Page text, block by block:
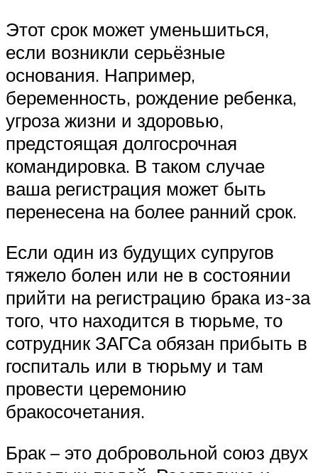
Этот срок может уменьшиться,
если возникли серьёзные
основания. Например,
беременность, рождение ребенка,
угроза жизни и здоровью,
предстоящая долгосрочная
командировка. В таком случае
ваша регистрация может быть
перенесена на более ранний срок.
Если один из будущих супругов
тяжело болен или не в состоянии
прийти на регистрацию брака из-за
того, что находится в тюрьме, то
сотрудник ЗАГСа обязан прибыть в
госпиталь или в тюрьму и там
провести церемонию
бракосочетания.
Брак – это добровольной союз двух